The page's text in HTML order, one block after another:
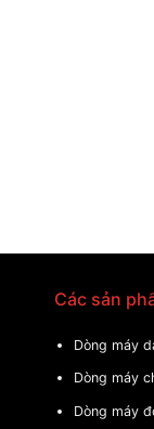
Các sản
Dòng máy
Dòng máy
Dòng máy